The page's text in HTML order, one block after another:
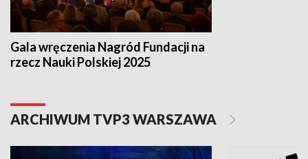
Gala wręczenia Nagród Fundacji na
rzecz Nauki Polskiej 2025
ARCHIWUM TVP3 WARSZAWA